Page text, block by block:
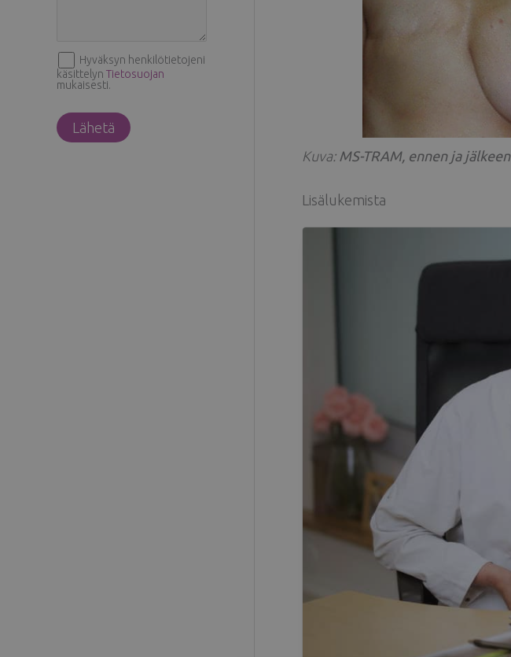
Hyväksyn henkilötietojeni
käsittelyn Tietosuojan
mukaisesti.
Kuva: MS-TRAM, ennen ja jälkeen
Lisälukemista